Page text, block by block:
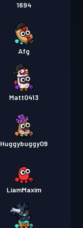
1694
Afg
Matt0413
Huggybuggy09
LiamMaxim